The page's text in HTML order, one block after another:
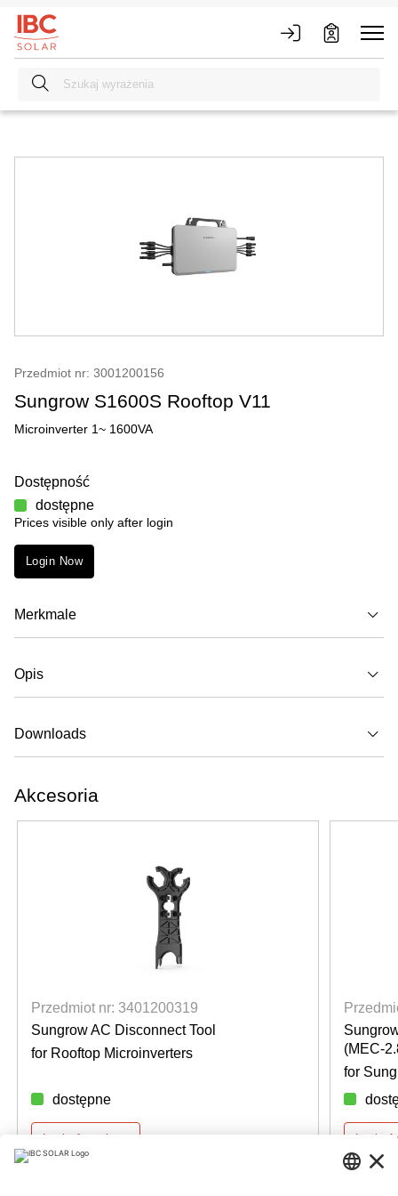
Przedmiot nr: 3001200156
Sungrow S1600S Rooftop V11
Microinverter 1~ 1600VA
Dostępność
dostępne
Prices visible only after login
Login Now
Merkmale
Opis
Downloads
Akcesoria
Przedmiot nr: 3401200319
Sungrow AC Disconnect Tool
for Rooftop Microinverters
dostępne
Login for prices
(MEC-
for
Login